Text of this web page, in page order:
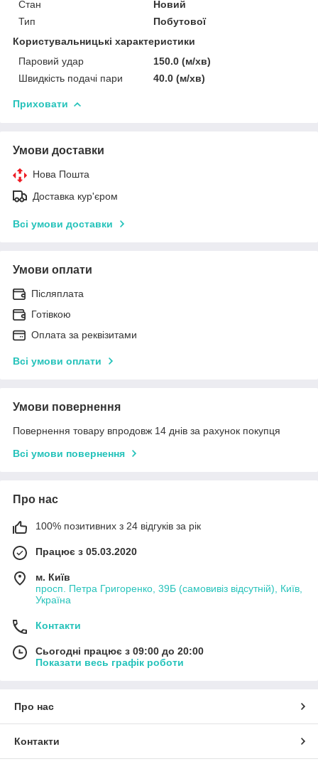
Стан
Новий
Тип
Побутової
Користувальницькі характеристики
Паровий удар
150.0 (м/хв)
Швидкість подачі пари
40.0 (м/хв)
Приховати
Умови доставки
Нова Пошта
Доставка кур'єром
Всі умови доставки
Умови оплати
Післяплата
Готівкою
Оплата за реквізитами
Всі умови оплати
Умови повернення
Повернення товару впродовж 14 днів за рахунок покупця
Всі умови повернення
Про нас
100% позитивних з 24 відгуків за рік
Працює з 05.03.2020
м. Київ
просп. Петра Григоренко, 39Б (самовивіз відсутній), Київ,
Україна
Контакти
Сьогодні працює з 09:00 до 20:00
Показати весь графік роботи
Про нас
Контакти